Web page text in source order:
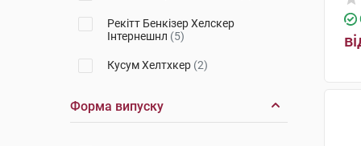
Рекітт Бенкізер Хелскер
Інтернешнл (5)
Кусум Хелтхкер (2)
Лек Фармацевтична компанія
Форма випуску